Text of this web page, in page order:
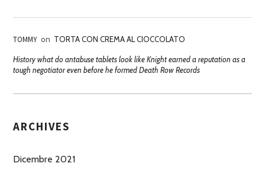
TOMMY on TORTA CON CREMA AL CIOCCOLATO
History what do antabuse tablets look like Knight earned a reputation as a
tough negotiator even before he formed Death Row Records
ARCHIVES
Dicembre 2021